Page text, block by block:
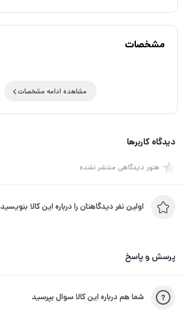
مشخصات
مشاهده ادامه مشخصات
دیدگاه کاربرها
هنوز دیدگاهی منتشر نشده
اولین نفر دیدگاهتان را درباره این کالا بنویسید
پرسش و پاسخ
شما هم درباره این کالا سوال بپرسید